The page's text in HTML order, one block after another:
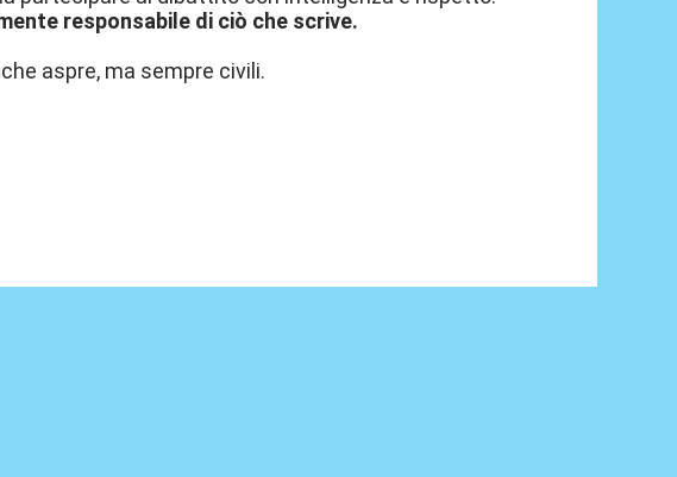
responsabile di ciò che scrive.
aspre, ma sempre civili.